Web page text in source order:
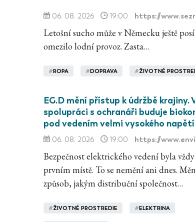
06. 08. 2026 19:00 https://
Letošní sucho může v Německu ještě
omezilo lodní provoz. Zasta…
#ROPA #DOPRAVA #ŽIVOTNÉ
EG.D mění přístup k údržbě krajiny.
spolupráci s ochranáři buduje
pod vedením velmi vysokého napětí
06. 08. 2026 19:00 https://
Bezpečnost elektrického vedení byla
prvním místě. To se nemění ani dnes.
způsob, jakým distribuční společnost…
#ŽIVOTNÉ PROSTREDIE #ELEKTRINA